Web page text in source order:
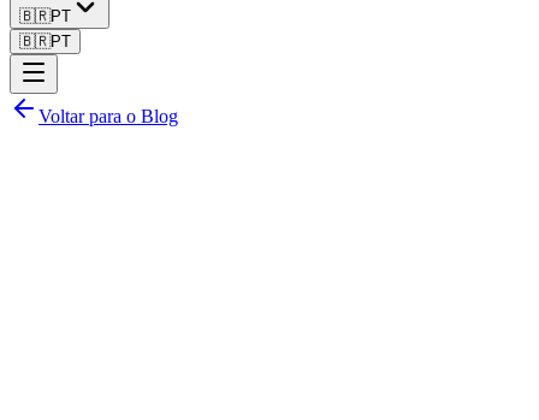
🇧🇷PT
🇧🇷PT
Voltar para o Blog